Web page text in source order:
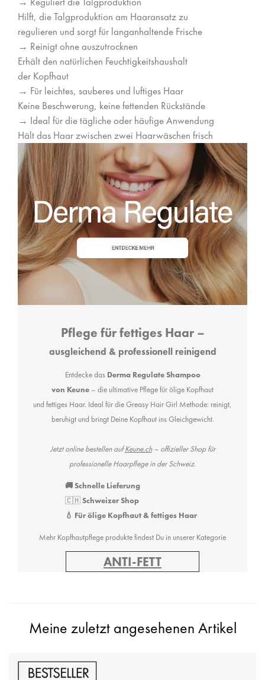
Hilft, die Talgproduktion am Haaransatz zu
regulieren und sorgt für langanhaltende Frische
→ Reinigt ohne auszutrocknen
Erhält den natürlichen Feuchtigkeitshaushalt
der Kopfhaut
→ Für leichtes, sauberes und luftiges Haar
Keine Beschwerung, keine fettenden Rückstände
→ Ideal für die tägliche oder häufige Anwendung
Hält das Haar zwischen zwei Haarwäschen frisch
Pflege für fettiges Haar –
ausgleichend & professionell reinigend
Entdecke dasDerma Regulate Shampoo
von Keune – die ultimative Pflege für ölige Kopfhaut
und fettiges Haar. Ideal für die Greasy Hair Girl Methode: reinigt,
beruhigt und bringt Deine Kopfhaut ins Gleichgewicht.
Jetzt online bestellen aufKeune.ch– offizieller Shop für
professionelle Haarpflege in der Schweiz.
🚚 Schnelle Lieferung
🇨🇭Schweizer Shop
💧 Für ölige Kopfhaut & fettiges Haar
Mehr Kopfhautpflege produkte findest Du in unserer Kategorie
ANTI-FETT
Meine zuletzt angesehenen Artikel